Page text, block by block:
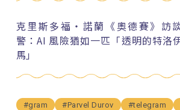
克里斯多福・諾蘭《奧德賽》訪
警：AI 風險猶如一匹「透明的特洛
馬」
#gram #Parvel Durov #telegram